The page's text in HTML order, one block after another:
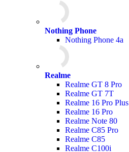
Nothing Phone
Nothing Phone 4a
Realme
Realme GT 8 Pro
Realme GT 7T
Realme 16 Pro Plus
Realme 16 Pro
Realme Note 80
Realme C85 Pro
Realme C85
Realme C100i